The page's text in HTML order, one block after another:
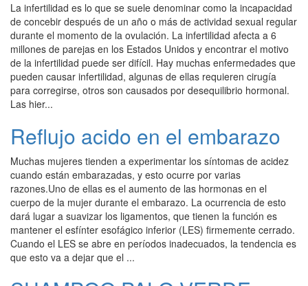
La infertilidad es lo que se suele denominar como la incapacidad
de concebir después de un año o más de actividad sexual regular
durante el momento de la ovulación. La infertilidad afecta a 6
millones de parejas en los Estados Unidos y encontrar el motivo
de la infertilidad puede ser difícil. Hay muchas enfermedades que
pueden causar infertilidad, algunas de ellas requieren cirugía
para corregirse, otros son causados por desequilibrio hormonal.
Las hier...
Reflujo acido en el embarazo
Muchas mujeres tienden a experimentar los síntomas de acidez
cuando están embarazadas, y esto ocurre por varias
razones.Uno de ellas es el aumento de las hormonas en el
cuerpo de la mujer durante el embarazo. La ocurrencia de esto
dará lugar a suavizar los ligamentos, que tienen la función es
mantener el esfínter esofágico inferior (LES) firmemente cerrado.
Cuando el LES se abre en períodos inadecuados, la tendencia es
que esto va a dejar que el ...